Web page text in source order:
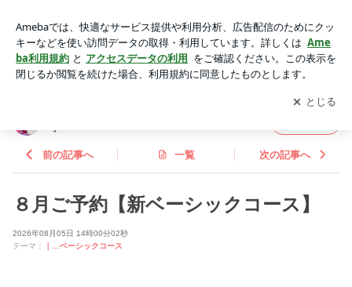
神殿〜目醒めの美学〜
アプリをダウンロードして ブログの更新通知
を受け取りまし
ょう。
開く
学〜
前の記事へ 一覧 次の記事へ
８月ご予約【新ベーシックコース】
2026年08月05日 14時00分02秒
テーマ：
｜…ベーシックコース